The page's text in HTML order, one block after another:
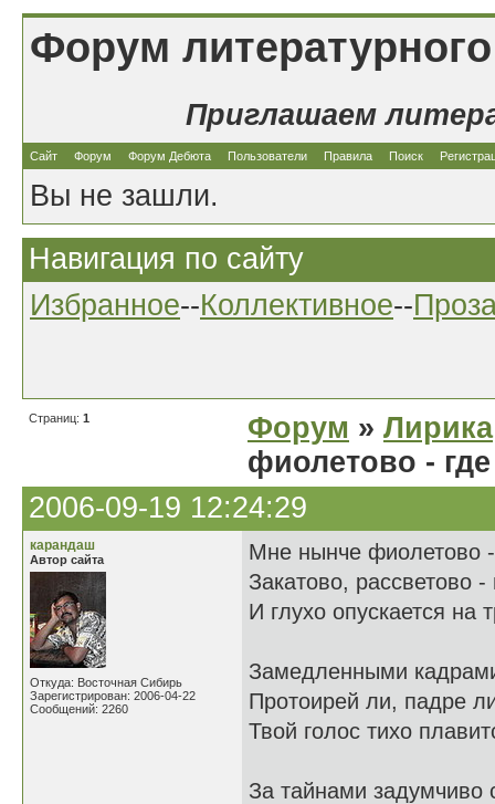
Форум
Приглашаем
Сайт Форум Форум Дебюта Пользователи Правила Поиск
Вы не зашли.
Навигация по сайту
Избранное--Коллективное--
Страниц: 1 Форум » Лирика
фиолетово -
2006-09-19 12:24:29
карандаш
Автор сайта
Откуда: Восточная Сибирь
Зарегистрирован: 2006-04-22
Сообщений: 2260
Мне нынче фиолетово
Закатово, рассветово
И глухо опускается на
Замедленными
Протоирей ли, падре
Твой голос тихо
За тайнами задумчиво